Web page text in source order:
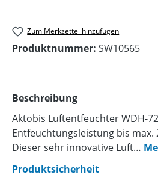
Zum Merkzettel hinzufügen
Produktnummer: SW10565
Beschreibung
Aktobis Luftentfeuchter WDH-
Entfeuchtungsleistung bis max.
Dieser sehr innovative Luft…
Produktsicherheit